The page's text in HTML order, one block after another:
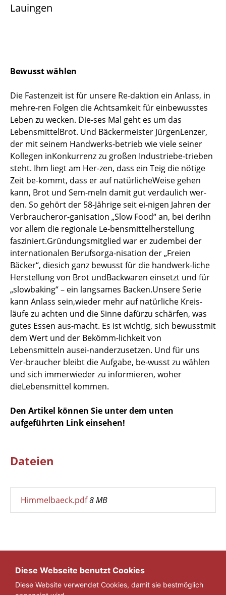
Lauingen
Bewusst wählen
Die Fastenzeit ist für unsere Re-daktion ein Anlass, in
mehre-ren Folgen die Achtsamkeit für einbewusstes
Leben zu wecken. Die-ses Mal geht es um das
LebensmittelBrot. Und Bäckermeister JürgenLenzer,
der mit seinem Handwerks-betrieb wie viele seiner
Kollegen inKonkurrenz zu großen Industriebe-trieben
steht. Ihm liegt am Her-zen, dass ein Teig die nötige
Zeit be-kommt, dass er auf natürlicheWeise gehen
kann, Brot und Sem-meln damit gut verdaulich wer-
den. So gehört der 58-Jährige seit ei-nigen Jahren der
Verbraucheror-ganisation „Slow Food“ an, bei derihn
vor allem die regionale Le-bensmittelherstellung
fasziniert.Gründungsmitglied war er zudembei der
internationalen Berufsorga-nisation der „Freien
Bäcker“, diesich ganz bewusst für die handwerk-liche
Herstellung von Brot undBackwaren einsetzt und für
„slowbaking“ – ein langsames Backen.Unsere Serie
kann Anlass sein,wieder mehr auf natürliche Kreis-
läufe zu achten und die Sinne dafürzu schärfen, was
gutes Essen aus-macht. Es ist wichtig, sich bewusstmit
dem Wert und der Bekömm-lichkeit von
Lebensmitteln ausei-nanderzusetzen. Und für uns
Ver-braucher bleibt die Aufgabe, be-wusst zu wählen
und sich immerwieder zu informieren, woher
dieLebensmittel kommen.
Den Artikel können Sie unter dem unten
aufgeführten Link einsehen!
Dateien
Himmelbaeck.pdf8 MB
Diese Webseite benutzt Cookies
Diese Website verwendet Cookies, damit sie bestmöglich